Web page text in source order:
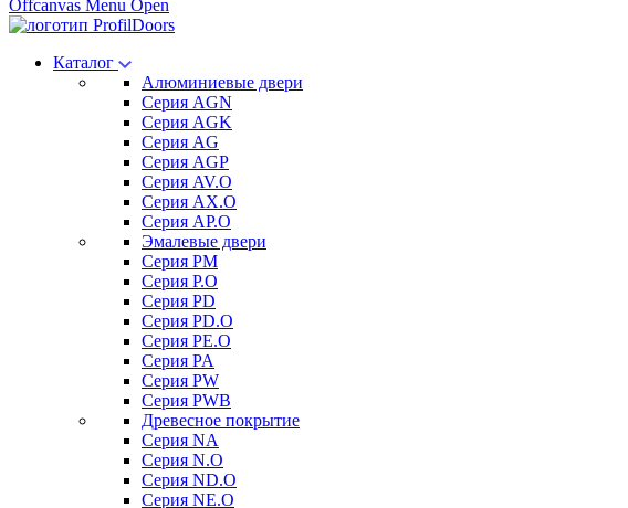
Offcanvas Menu Open
Каталог
Алюминиевые двери
Серия AGN
Серия AGK
Серия AG
Серия AGP
Серия AV.O
Серия AX.O
Серия AP.O
Эмалевые двери
Серия PM
Серия P.O
Серия PD
Серия PD.O
Серия PE.O
Серия PA
Серия PW
Серия PWB
Древесное покрытие
Серия NA
Серия N.O
Серия ND.O
Серия NE.O